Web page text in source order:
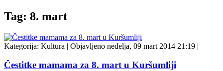
Tag: 8. mart
Kategorija: Kultura | Objavljeno nedelja, 09 mart 2014 21:19 |
Čestitke mamama za 8. mart u Kuršumliji